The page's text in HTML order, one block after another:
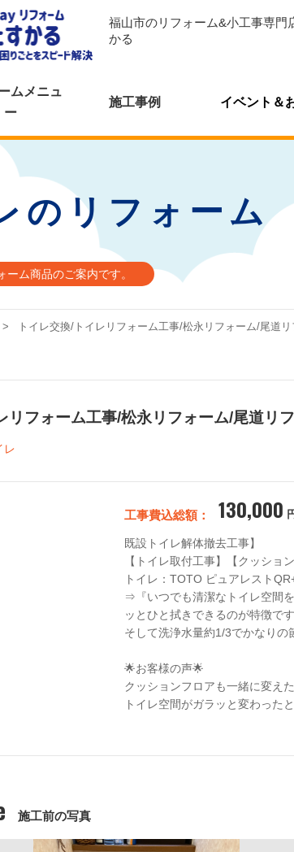
福山市のリフォーム&小工事専門
かる
ムメニュ
ー
施工事例 イベント＆
のリフォーム
ーム商品のご案内です。
> トイレ交換/トイレリフォーム工事/松永リフォーム/尾道リ
リフォーム工事/松永リフォーム/尾道リ
レ
工事費込総額： 130,000
既設トイレ解体撤去工事】
【トイレ取付工事】【クッショ
トイレ：TOTO ピュアレスト
⇒『いつでも清潔なトイレ空間
ッとひと拭きできるのが特徴です
そして洗浄水量約1/3でかなりの
🌟お客様の声🌟
クッションフロアも一緒に変え
トイレ空間がガラッと変わった
施工前の写真